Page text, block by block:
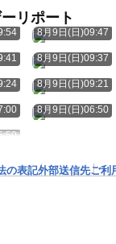
リポート
8月9日(日)09:47
8月9日(日)09:37
8月9日(日)09:21
8月9日(日)06:50
の表記外部送信先ご利